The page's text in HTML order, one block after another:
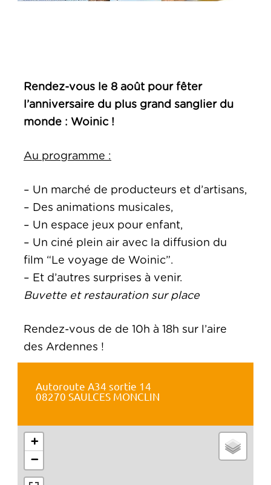
Rendez-vous le 8 août pour fêter
l’anniversaire du plus grand sanglier du
monde : Woinic !
Au programme :
– Un marché de producteurs et d’artisans,
– Des animations musicales,
– Un espace jeux pour enfant,
– Un ciné plein air avec la diffusion du
film “Le voyage de Woinic”.
– Et d’autres surprises à venir.
Buvette et restauration sur place
Rendez-vous de de 10h à 18h sur l’aire
des Ardennes !
Autoroute A34 sortie 14
08270 SAULCES MONCLIN
+
−